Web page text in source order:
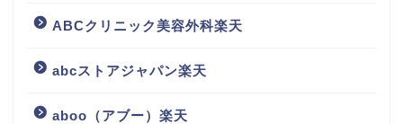
ABCクリニック美容外科楽天
abcストアジャパン楽天
aboo（アブー）楽天